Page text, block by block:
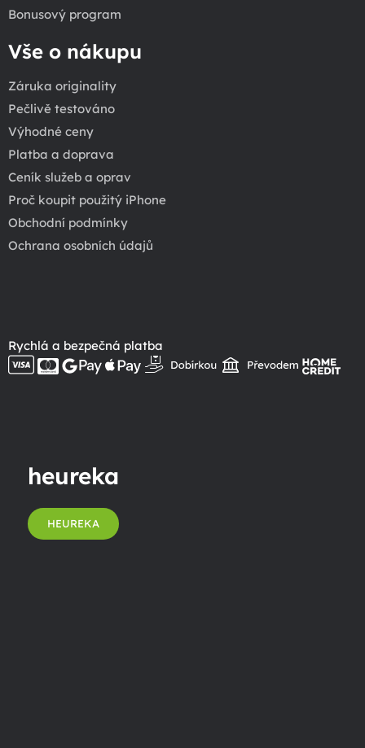
Bonusový program
Vše o nákupu
Záruka originality
Pečlivě testováno
Výhodné ceny
Platba a doprava
Ceník služeb a oprav
Proč koupit použitý iPhone
Obchodní podmínky
Ochrana osobních údajů
Rychlá a bezpečná platba
heureka
HEUREKA